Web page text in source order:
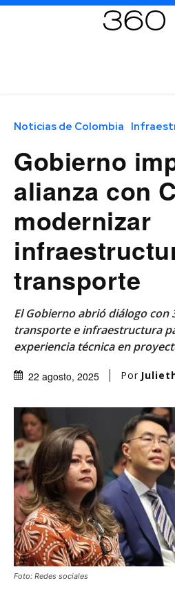
Noticias de Colombia
Gobierno
alianza con
modernizar
transporte
El Gobierno abrió diálogo con
transporte e infraestructura
experiencia técnica en
22 agosto, 2025 Por
Foto: Redes sociales